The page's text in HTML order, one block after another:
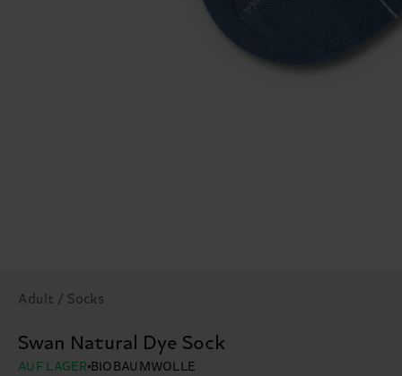
Adult / Socks
Swan Natural Dye Sock
AUF LAGER BIOBAUMWOLLE